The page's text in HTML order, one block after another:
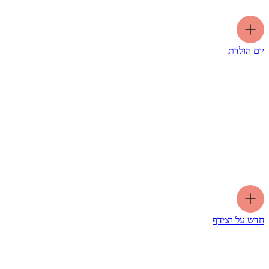
יום הולדת
חדש על המדף